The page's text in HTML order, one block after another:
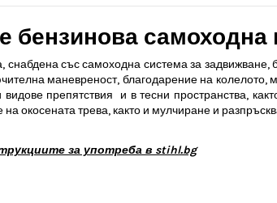
е бензинова самоходна
снабдена със самоходна система за
маневреност, благодарение на
видове препятствия и в тесни пространства,
на окосената трева, както и мулчиране и
за употреба в stihl.bg